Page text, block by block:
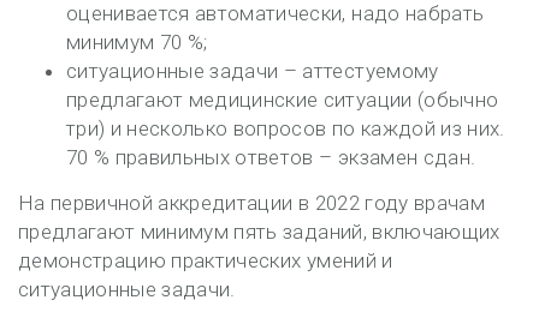
оценивается автоматически, надо набрать
минимум 70 %;
ситуационные задачи – аттестуемому
предлагают медицинские ситуации (обычно
три) и несколько вопросов по каждой из них.
70 % правильных ответов – экзамен сдан.
На первичной аккредитации в 2022 году врачам
предлагают минимум пять заданий, включающих
демонстрацию практических умений и
ситуационные задачи.